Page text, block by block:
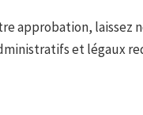
approbation, laissez
et légaux